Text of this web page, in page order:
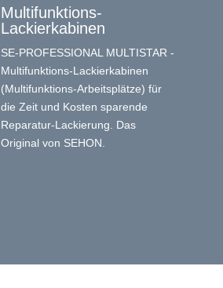
Multifunktions-
Lackierkabinen
SE-PROFESSIONAL MULTISTAR -
Multifunktions-Lackierkabinen
(Multifunktions-Arbeitsplätze) für
die Zeit und Kosten sparende
Reparatur-Lackierung. Das
Original von SEHON.